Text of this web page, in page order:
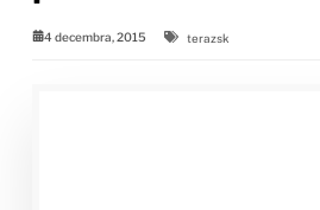
4 decembra, 2015 terazsk